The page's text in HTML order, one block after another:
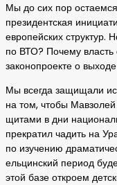
Мы до сих пор
президентская
европейских
по ВТО? Почему
законопроекте о
Мы всегда защищали
на том, чтобы
щитами в дни
прекратил чадить на
по изучению
ельцинский период
этой базе откроем